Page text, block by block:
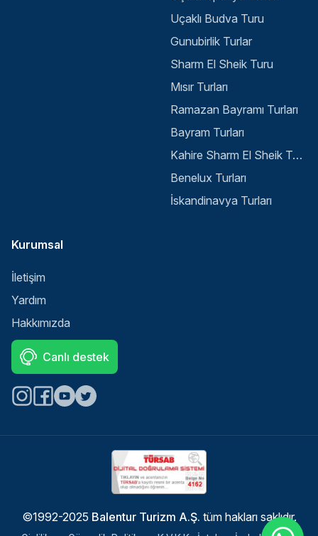
Uçaklı Budva Turu
Gunubirlik Turlar
Sharm El Sheik Turu
Mısır Turları
Ramazan Bayramı Turları
Bayram Turları
Kahire Sharm El Sheik Turu
Benelux Turları
İskandinavya Turları
Kurumsal
İletişim
Yardım
Hakkımızda
Canlı destek
©1992-2025 Balentur Turizm A.Ş. tüm hakları saklıdır.
Sitemizle ilgili deneyiminizi nasıl değerlendirirsiniz?
to
Memnun değilim Çok memnunum